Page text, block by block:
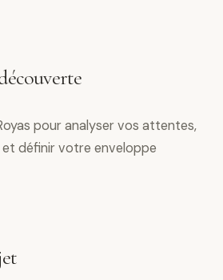
pour analyser vos attentes,
et définir votre enveloppe